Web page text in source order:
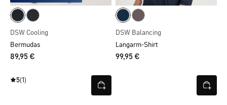
DSW Cooling
Bermudas
89,95 €
5(1)
DSW Balancing
Langarm-Shirt
99,95 €